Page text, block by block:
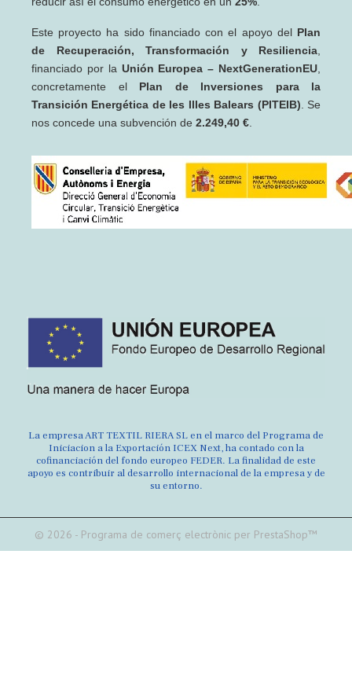
Este proyecto ha sido financiado con el apoyo del Plan
de Recuperación, Transformación y Resiliencia
financiado por la Unión Europea – NextGenerationEU
concretamente el Plan de Inversiones para la
Transición Energética de les Illes Balears (PITEIB) . Se
nos concede una subvención de 2.249,40 €
La empresa ART TEXTIL RIERA SL en el marco del Programa de
Iniciacion a la Exportación ICEX Next, ha contado con la
cofinanciación del fondo europeo FEDER. La finalidad de este
apoyo es contribuir al desarrollo internacional de la empresa y de
su entorno.
© 2026 - Programa de comerç electrònic per PrestaShop™